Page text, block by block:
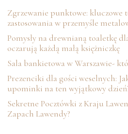
Zgrzewanie punktowe: kluczowe
zastosowania w przemyśle
Pomysły na drewnianą toaletkę
oczarują każdą małą księżniczkę
Sala bankietowa w Warszawie-
Prezenciki dla gości weselnych:
upominki na ten wyjątkowy
Sekretne Pocztówki z Kraju
Zapach Lawendy?